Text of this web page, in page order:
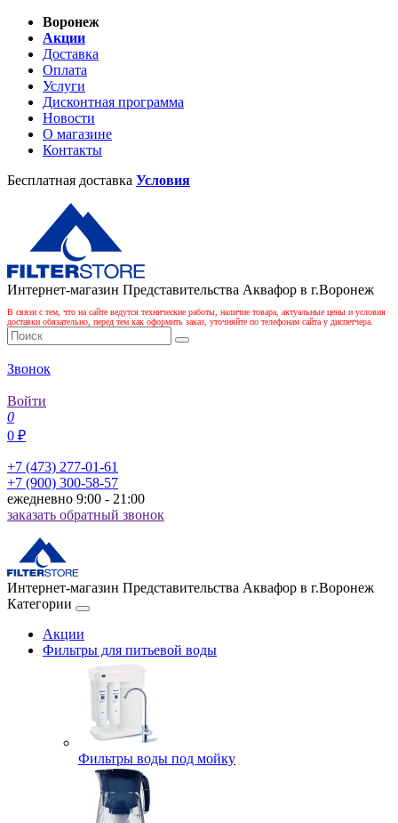
Воронеж
Акции
Доставка
Оплата
Услуги
Дисконтная программа
Новости
О магазине
Контакты
Бесплатная доставка Условия
Интернет-магазин Представительства Аквафор в г.Воронеж
В связи с тем, что на сайте ведутся технические работы, наличие товара, актуальные цены и условия
доставки обязательно, перед тем как оформить заказ, уточняйте по телефонам сайта у диспетчера.
Звонок
Войти
0
0 ₽
+7 (473) 277-01-61
+7 (900) 300-58-57
ежедневно 9:00 - 21:00
заказать обратный звонок
Интернет-магазин Представительства Аквафор в г.Воронеж
Категории
Акции
Фильтры для питьевой воды
Фильтры воды под мойку